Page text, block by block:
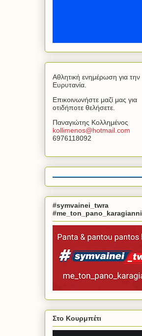
Αθλητική ενημέρωση για την
Ευρυτανία.
Επικοινωνήστε μαζί μας για
οτιδήποτε θελήσετε.
Παναγιώτης Κολλημένος
kollimenos@hotmail com
6976118092
#symvainei_twra
#me_ton_pano_karagianni
Στο Κουρμπέτι